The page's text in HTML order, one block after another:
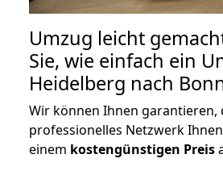
Umzug leicht
Sie, wie einfach ein
Heidelberg nach
Wir können Ihnen garantieren,
professionelles Netzwerk
einem kostengünstigen Preis